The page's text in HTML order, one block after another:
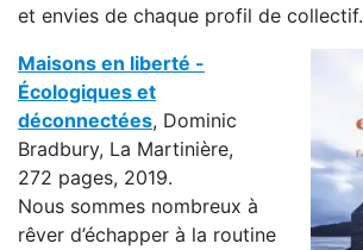
et envies de chaque profil de collectif.
Maisons en liberté -
Écologiques et
déconnectées, Dominic
Bradbury, La Martinière,
272 pages, 2019.
Nous sommes nombreux à
rêver d’échapper à la routine